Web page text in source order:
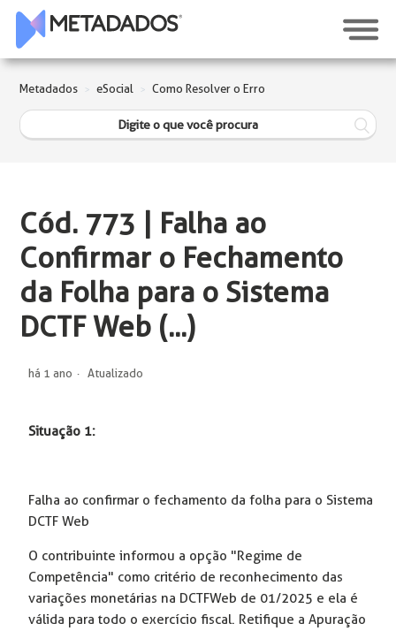
Metadados eSocial Como Resolver o Erro
Cód. 773 | Falha ao
Confirmar o Fechamento
da Folha para o Sistema
DCTF Web (...)
há 1 ano Atualizado
Situação 1:
Falha ao confirmar o fechamento da folha para o Sistema
DCTF Web
O contribuinte informou a opção "Regime de
Competência" como critério de reconhecimento das
variações monetárias na DCTFWeb de 01/2025 e ela é
válida para todo o exercício fiscal. Retifique a Apuração